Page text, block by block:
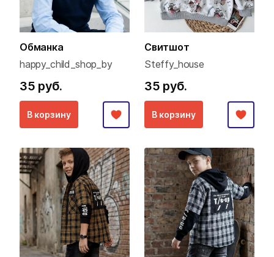
Обманка
happy_child_shop_by
35 руб.
В корзину
Свитшот
Steffy_house
35 руб.
В корзину